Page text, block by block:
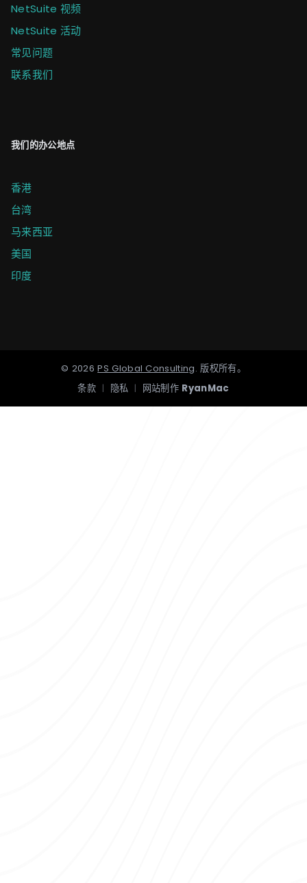
NetSuite 视频
NetSuite 活动
常见问题
联系我们
我们的办公地点
香港
台湾
马来西亚
美国
印度
© 2026 PS Global Consulting.版权所有。
条款 | 隐私 | 网站制作 RyanMac